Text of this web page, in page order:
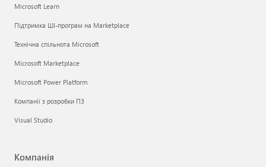
Microsoft Learn
Підтримка ШІ-програм на Marketplace
Технічна спільнота Microsoft
Microsoft Marketplace
Microsoft Power Platform
Компанії з розробки ПЗ
Visual Studio
Компанія